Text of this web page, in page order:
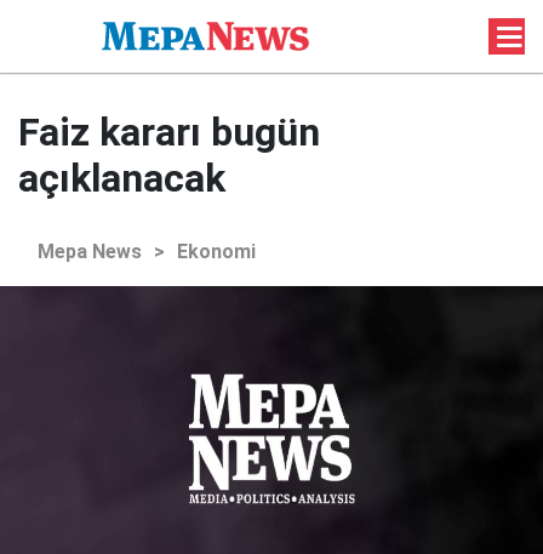
Faiz kararı bugün
açıklanacak
Mepa News > Ekonomi